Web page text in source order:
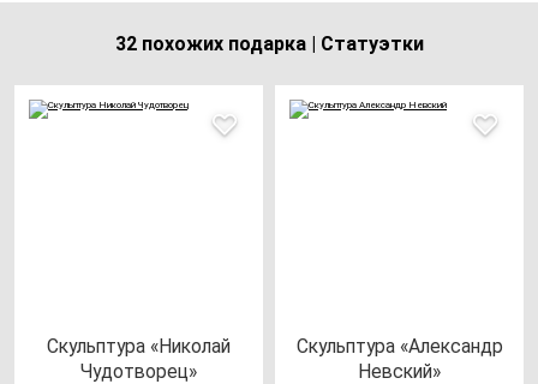
32 похожих подарка | Статуэтки
Скуль­пту­ра «Нико­лай
Чудот­во­рец»
Скуль­пту­ра «Алек­сандр
Нев­ский»